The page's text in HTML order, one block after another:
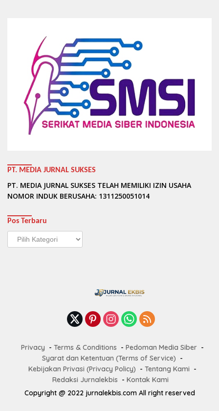
PT. MEDIA JURNAL SUKSES
PT. MEDIA JURNAL SUKSES TELAH MEMILIKI IZIN USAHA
NOMOR INDUK BERUSAHA: 1311250051014
Pos Terbaru
Pos
Terbaru
Privacy Terms & Conditions
Pedoman Media Siber
Syarat dan Ketentuan (Terms of Service)
Kebijakan Privasi (Privacy Policy)
Tentang Kami
Redaksi Jurnalekbis
Kontak Kami
Copyright @ 2022 jurnalekbis.com All right reserved